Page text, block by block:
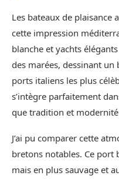
Les bateaux de plaisance
cette impression
blanche et yachts
des marées, dessinant
ports italiens les plus
s’intègre parfaitement
que tradition et
J’ai pu comparer cette
bretons notables. Ce port
mais en plus sauvage et